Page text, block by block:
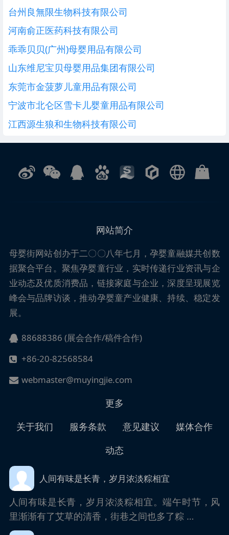
台州良無限生物科技有限公司
河南俞正医药科技有限公司
乖乖贝贝(广州)母婴用品有限公司
山东维尼宝贝母婴用品集团有限公司
东莞市金菠萝儿童用品有限公司
宁波市北仑区雪卡儿婴童用品有限公司
江西源生狼和生物科技有限公司
网站简介
母婴街网站创办于二〇〇八年七月，孕婴童融媒共创数
据聚合平台。聚焦孕婴童行业，实时传递行业资讯与企
业动态及优质消费品，链接家庭与企业，深度呈现展览
峰会与品牌访谈，推动孕婴童产业健康、持续、稳定发
展。
88688386 (展会合作/稿件合作)
+86-20-82568584
webmaster@muyingjie.com
更多
关于我们
服务条款 意见建议
媒体合作
动态
人间有味是长青，岁月浓淡粽相宜
人间有味是长青，岁月浓淡粽相宜。端午时节，风
里渐渐有了艾草的清香，街巷之间也多了粽 …